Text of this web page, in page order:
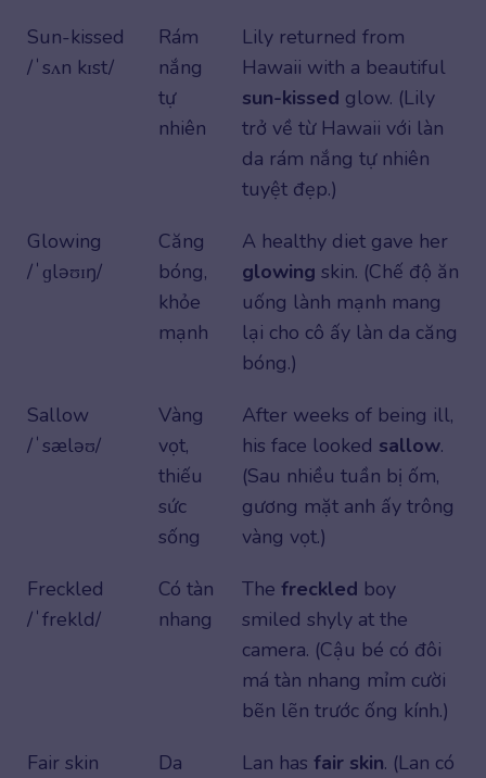
Sun-kissed
/ˈsʌn kɪst/
Rám
nắng
tự
nhiên
Lily returned from
Hawaii with a beautiful
sun-kissed glow. (Lily
trở về từ Hawaii với làn
da rám nắng tự nhiên
tuyệt đẹp.)
Glowing
/ˈɡləʊɪŋ/
Căng
bóng,
khỏe
mạnh
A healthy diet gave her
glowing skin. (Chế độ ăn
uống lành mạnh mang
lại cho cô ấy làn da căng
bóng.)
Sallow
/ˈsæləʊ/
Vàng
vọt,
thiếu
sức
sống
After weeks of being ill,
his face looked sallow.
(Sau nhiều tuần bị ốm,
gương mặt anh ấy trông
vàng vọt.)
Freckled
/ˈfrekld/
Có tàn
nhang
The freckled boy
smiled shyly at the
camera. (Cậu bé có đôi
má tàn nhang mỉm cười
bẽn lẽn trước ống kính.)
Fair skin
Da
Lan has fair skin. (Lan có